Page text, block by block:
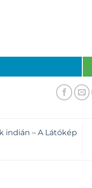
indián – A Látókép